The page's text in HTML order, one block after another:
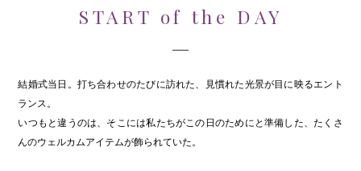
START of the DAY
結婚式当日。打ち合わせのたびに訪れた、見慣れた光景が目に映るエント
ランス。
いつもと違うのは、そこには私たちがこの日のためにと準備した、たくさ
んのウェルカムアイテムが飾られていた。